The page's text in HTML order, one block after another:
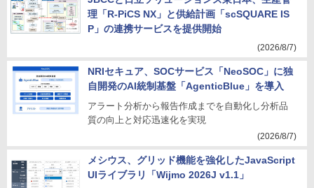
理「R-PiCS NX」と供給計画「scSQUARE IS
P」の連携サービスを提供開始
(2026/8/7)
NRIセキュア、SOCサービス「NeoSOC」に独
自開発のAI統制基盤「AgenticBlue」を導入
アラート分析から報告作成までを自動化し分析品
質の向上と対応迅速化を実現
(2026/8/7)
メシウス、グリッド機能を強化したJavaScript
UIライブラリ「Wijmo 2026J v1.1」